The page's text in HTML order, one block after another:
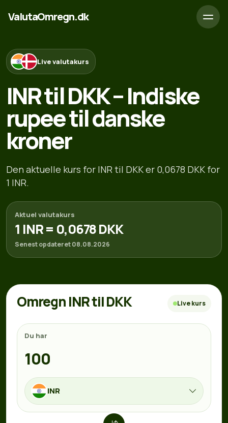
ValutaOmregn.dk
Live valutakurs
INR til DKK – Indiske
rupee til danske
kroner
Den aktuelle kurs for INR til DKK er 0,0678 DKK for
1 INR.
Aktuel valutakurs
1 INR = 0,0678 DKK
Senest opdateret 08.08.2026
Omregn INR til DKK Live kurs
Du har
INR